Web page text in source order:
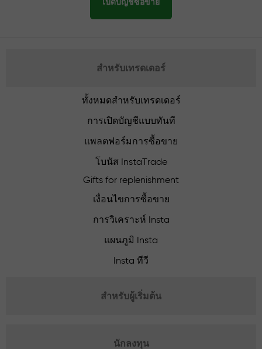
เปิดบัญชีซื้อขาย
สำหรับเทรดเดอร์
ทั้งหมดสำหรับเทรดเดอร์
การเปิดบัญชีแบบทันที
แพลตฟอร์มการซื้อขาย
โบนัส InstaTrade
Gifts for replenishment
เงื่อนไขการซื้อขาย
การวิเคราะห์ Insta
แผนภูมิ Insta
Insta ทีวี
สำหรับผู้เริ่มต้น
นักลงทุน